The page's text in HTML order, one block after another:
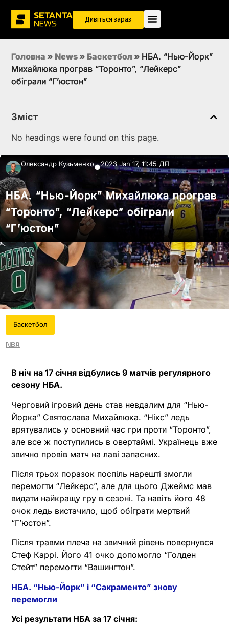
Дивіться зараз
Головна » News » Баскетбол » НБА. “Нью-Йорк”
Михайлюка програв “Торонто”, “Лейкерс”
обіграли “Г’юстон”
Зміст
No headings were found on this page.
Олександр Кузьменко●2023 Jan 17, 11:45 ДП
НБА. “Нью-Йорк” Михайлюка програв
“Торонто”, “Лейкерс” обіграли
“Г’юстон”
Баскетбол
NBA
В ніч на 17 січня відбулись 9 матчів регулярного
сезону НБА.
Черговий ігровий день став невдалим для “Нью-
Йорка” Святослава Михайлюка. “Нікс” ледь
врятувались у основний час гри проти “Торонто”,
але все ж поступились в овертаймі. Українець вже
звично провів матч на лаві запасних.
Після трьох поразок поспіль нарешті змогли
перемогти “Лейкерс”, але для цього Джеймс мав
видати найкращу гру в сезоні. Та навіть його 48
очок ледь вистачило, щоб обіграти мертвий
“Г’юстон”.
Після травми плеча на звичний рівень повернувся
Стеф Каррі. Його 41 очко допомогло “Голден
Стейт” перемогти “Вашингтон”.
НБА. “Нью-Йорк” і “Сакраменто” знову
перемогли
Усі результати НБА за 17 січня: